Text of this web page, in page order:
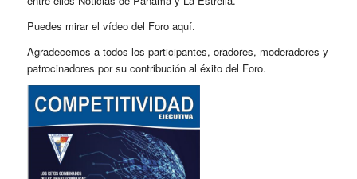
Puedes mirar el vídeo del Foro aquí.
Agradecemos a todos los participantes, oradores, moderadores y
patrocinadores por su contribución al éxito del Foro.